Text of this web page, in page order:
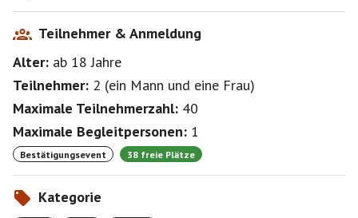
Teilnehmer & Anmeldung
Alter: ab 18Jahre
Teilnehmer: 2 (ein Mann und eine Frau)
Maximale Teilnehmerzahl: 40
Maximale Begleitpersonen: 1
Bestätigungsevent 38 freie Plätze
Kategorie